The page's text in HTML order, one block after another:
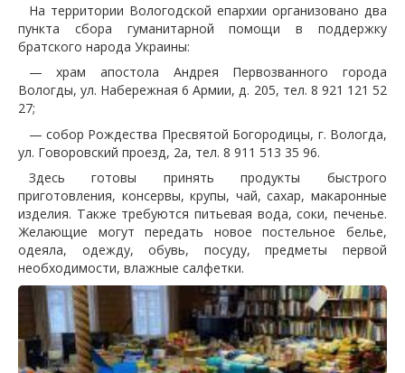
На территории Вологодской епархии организовано два
пункта сбора гуманитарной помощи в поддержку
братского народа Украины:
— храм апостола Андрея Первозванного города
Вологды, ул. Набережная 6 Армии, д. 205, тел. 8 921 121 52
27;
— собор Рождества Пресвятой Богородицы, г. Вологда,
ул. Говоровский проезд, 2а, тел. 8 911 513 35 96.
Здесь готовы принять продукты быстрого
приготовления, консервы, крупы, чай, сахар, макаронные
изделия. Также требуются питьевая вода, соки, печенье.
Желающие могут передать новое постельное белье,
одеяла, одежду, обувь, посуду, предметы первой
необходимости, влажные салфетки.